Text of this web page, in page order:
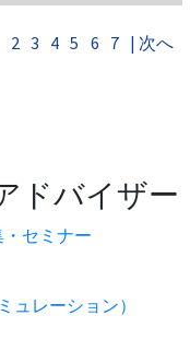
2 3 4 5 6 7 | 次へ
ドバイザー
セミナー
ュレーション）